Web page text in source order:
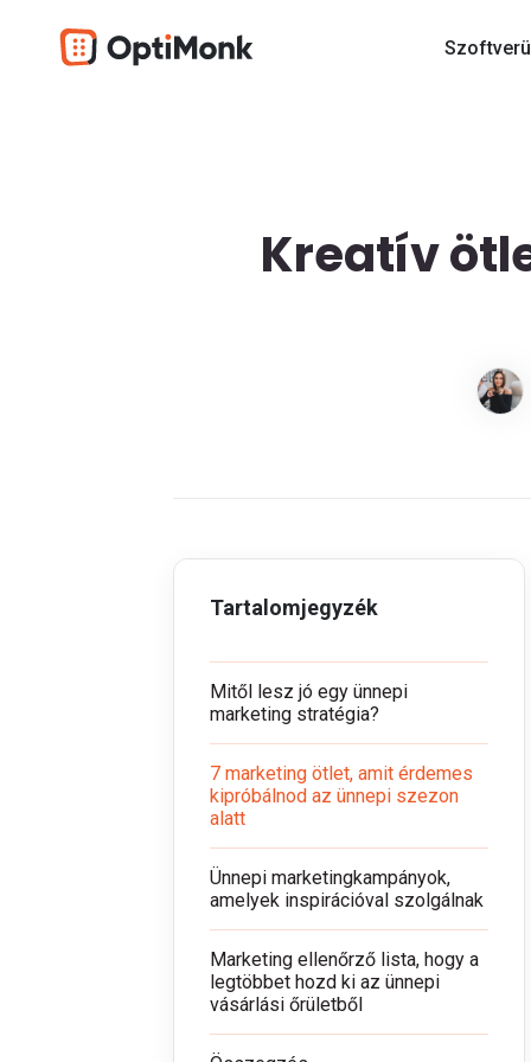
Kreatív
Tartalomjegyzék
Mitől lesz jó egy ünnepi
marketing stratégia?
7 marketing ötlet, amit érdemes
kipróbálnod az ünnepi szezon
alatt
Ünnepi marketingkampányok,
amelyek inspirációval szolgálnak
Marketing ellenőrző lista, hogy a
legtöbbet hozd ki az ünnepi
vásárlási őrületből